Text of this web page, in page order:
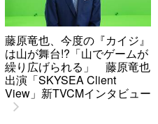
藤原竜也、今度の『カイジ』
は山が舞台!?「山でゲームが
繰り広げられる」 藤原竜也
出演「SKYSEA Client
View」新TVCMインタビュー